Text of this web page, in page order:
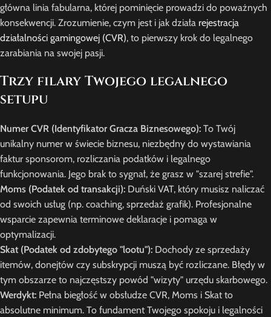
główna linia fabularna, której pominięcie prowadzi do poważnych
konsekwencji. Zrozumienie, czym jest i jak działa rejestracja
działalności gamingowej (CVR), to pierwszy krok do legalnego
zarabiania na swojej pasji.
Trzy filary Twojego legalnego
setupu
Numer CVR (Identyfikator Gracza Biznesowego): To Twój
unikalny numer w świecie biznesu, niezbędny do wystawiania
faktur sponsorom, rozliczania podatków i legalnego
funkcjonowania. Jego brak to sygnał, że grasz w "szarej strefie".
Moms (Podatek od transakcji): Duński VAT, który musisz naliczać
od swoich usług (np. coaching, sprzedaż grafik). Profesjonalne
wsparcie zapewnia terminowe deklaracje i pomaga w
optymalizacji.
Skat (Podatek od zdobytego "lootu"): Dochody ze sprzedaży
itemów, donejtów czy subskrypcji muszą być rozliczane. Błędy w
tym obszarze to najczęstszy powód "wizyty" urzędu skarbowego.
Werdykt: Pełna biegłość w obsłudze CVR, Moms i Skat to
absolutne minimum. To fundament Twojego spokoju i legalności